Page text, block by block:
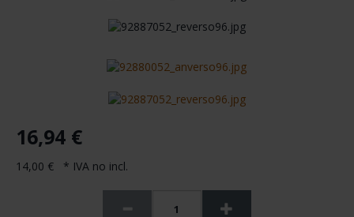
16,94 €
14,00 € * IVA no incl.